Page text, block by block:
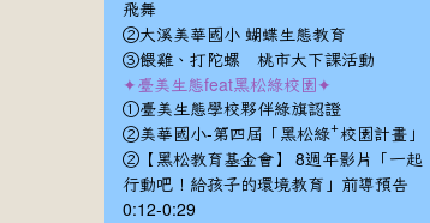
飛舞
②大溪美華國小 蝴蝶生態教育
③餵雞、打陀螺 桃市大下課活動
✦臺美生態feat黑松綠校園✦
①臺美生態學校夥伴綠旗認證
②美華國小-第四屆「黑松綠⁺校園計畫」
②【黑松教育基金會】 8週年影片「一起
行動吧！給孩子的環境教育」前導預告
0:12-0:29